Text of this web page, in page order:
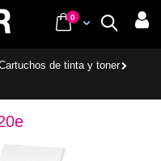
Buscar
Cart
0items
de tinta y toner